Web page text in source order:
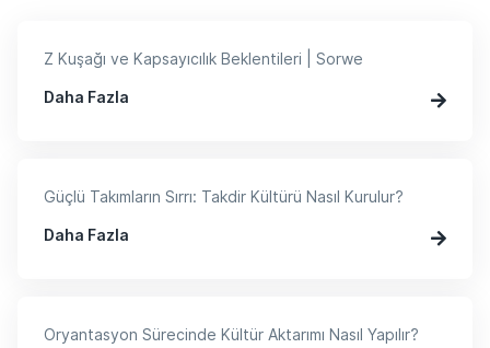
Z Kuşağı ve Kapsayıcılık Beklentileri | Sorwe
Daha Fazla
Güçlü Takımların Sırrı: Takdir Kültürü Nasıl Kurulur?
Daha Fazla
Oryantasyon Sürecinde Kültür Aktarımı Nasıl Yapılır?